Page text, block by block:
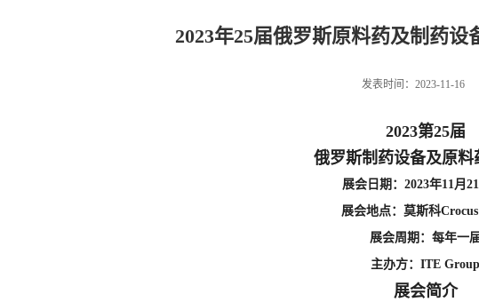
2023年25届俄罗斯原料药及制药设
发表时间：2023-11-16
2023第25届
俄罗斯制药设备及原料
展会日期 ：2023年11月
展会地点：莫斯科
展会周期 ：每年一
主办方：ITE Group
展会简介